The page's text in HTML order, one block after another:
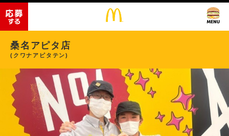
桑名アピタ店
(クワナアピタテン)